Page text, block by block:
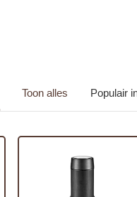
Toon alles Populair